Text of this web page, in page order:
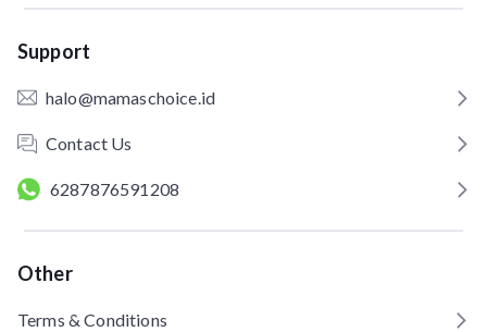
Support
halo@mamaschoice.id
Contact Us
6287876591208
Other
Terms & Conditions